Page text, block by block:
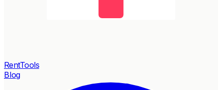
RentTools
Blog